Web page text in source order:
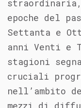
epoche del
Settanta e
anni Venti e
stagioni
cruciali
nell’ambito
mezzi di